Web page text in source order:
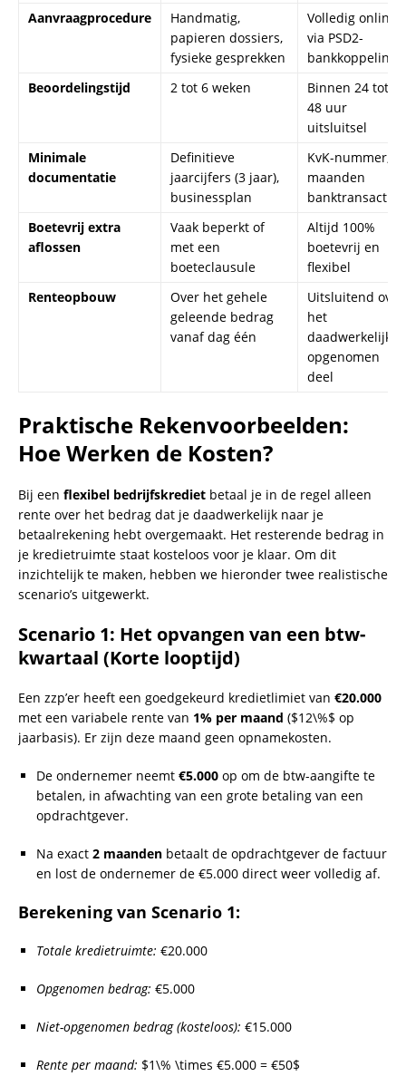
Aanvraagprocedure
Handmatig,
papieren dossiers,
fysieke gesprekken
Volledig online
via PSD2-
bankkoppeling
Beoordelingstijd
2 tot 6 weken
Binnen 24 tot
48 uur
uitsluitsel
Minimale
documentatie
Definitieve
jaarcijfers (3 jaar),
businessplan
KvK-nummer, 6
maanden
banktransacties
Boetevrij extra
aflossen
Vaak beperkt of
met een
boeteclausule
Altijd 100%
boetevrij en
flexibel
Renteopbouw
Over het gehele
geleende bedrag
vanaf dag één
Uitsluitend over
het
daadwerkelijk
opgenomen
deel
Praktische Rekenvoorbeelden:
Hoe Werken de Kosten?
Bij een flexibel bedrijfskrediet betaal je in de regel alleen
rente over het bedrag dat je daadwerkelijk naar je
betaalrekening hebt overgemaakt. Het resterende bedrag in
je kredietruimte staat kosteloos voor je klaar. Om dit
inzichtelijk te maken, hebben we hieronder twee realistische
scenario’s uitgewerkt.
Scenario 1: Het opvangen van een btw-
kwartaal (Korte looptijd)
Een zzp’er heeft een goedgekeurd kredietlimiet van €20.000
met een variabele rente van 1% per maand ($12\%$ op
jaarbasis). Er zijn deze maand geen opnamekosten.
De ondernemer neemt €5.000 op om de btw-aangifte te
betalen, in afwachting van een grote betaling van een
opdrachtgever.
Na exact 2 maanden betaalt de opdrachtgever de factuur
en lost de ondernemer de €5.000 direct weer volledig af.
Berekening van Scenario 1:
Totale kredietruimte: €20.000
Opgenomen bedrag: €5.000
Niet-opgenomen bedrag (kosteloos): €15.000
Rente per maand: $1\% \times €5.000 = €50$